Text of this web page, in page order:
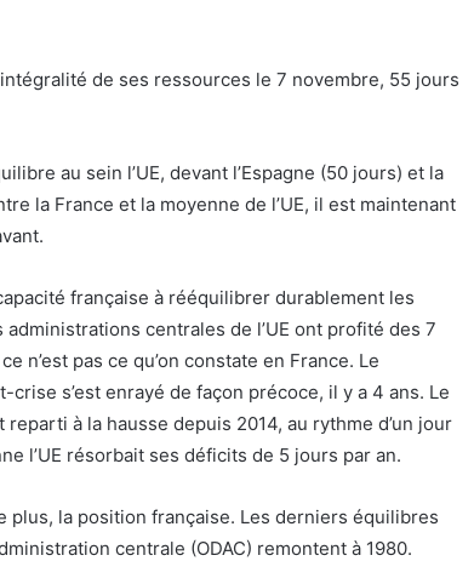
de ses ressources le 7 novembre, 55 jours
au sein l’UE, devant l’Espagne (50 jours) et la
la France et la moyenne de l’UE, il est maintenant
française à rééquilibrer durablement les
centrales de l’UE ont profité des 7
n’est pas ce qu’on constate en France. Le
s’est enrayé de façon précoce, il y a 4 ans. Le
à la hausse depuis 2014, au rythme d’un jour
l’UE résorbait ses déficits de 5 jours par an.
la position française. Les derniers équilibres
centrale (ODAC) remontent à 1980.